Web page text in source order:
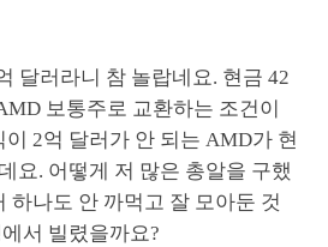
달러라니 참 놀랍네요. 현금 42
보통주로 교환하는 조건이
2억 달러가 안 되는 AMD가 현
요. 어떻게 저 많은 총알을 구했
하나도 안 까먹고 잘 모아둔 것
서 빌렸을까요?